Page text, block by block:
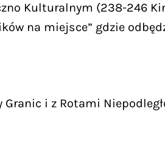
Kulturalnym (238-246
na miejsce” gdzie
Granic i z Rotami